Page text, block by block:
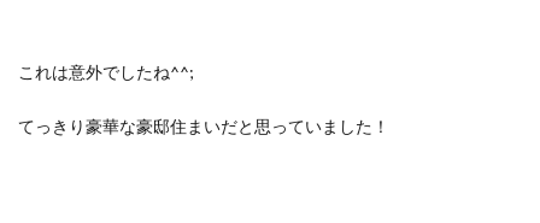
これは意外でしたね^^;
てっきり豪華な豪邸住まいだと思っていました！